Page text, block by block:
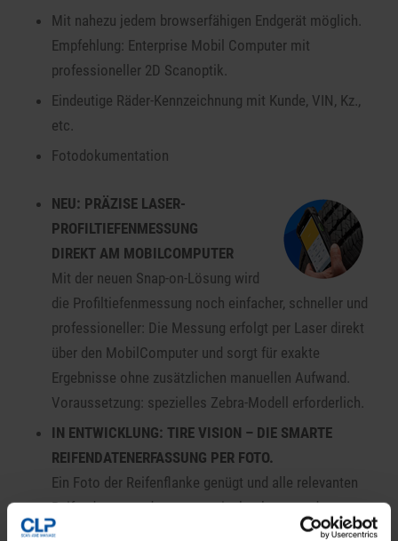
Mit nahezu jedem browserfähigen Endgerät möglich.
Empfehlung: Enterprise Mobil Computer mit
professioneller 2D Scanoptik.
Eindeutige Räder-Kennzeichnung mit Kunde, VIN, Kz.,
etc.
Fotodokumentation
NEU: PRÄZISE LASER-
PROFILTIEFENMESSUNG
DIREKT AM MOBILCOMPUTER
Mit der neuen Snap-on-Lösung wird
die Profiltiefenmessung noch einfacher, schneller und
professioneller: Die Messung erfolgt per Laser direkt
über den MobilComputer und sorgt für exakte
Ergebnisse ohne zusätzlichen manuellen Aufwand.
Voraussetzung: spezielles Zebra-Modell erforderlich.
IN ENTWICKLUNG: TIRE VISION – DIE SMARTE
REIFENDATENERFASSUNG PER FOTO.
Ein Foto der Reifenflanke genügt und alle relevanten
Reifendaten werden automatisch erkannt und
übernommen. Das spart Zeit, reduziert Eingabefehler